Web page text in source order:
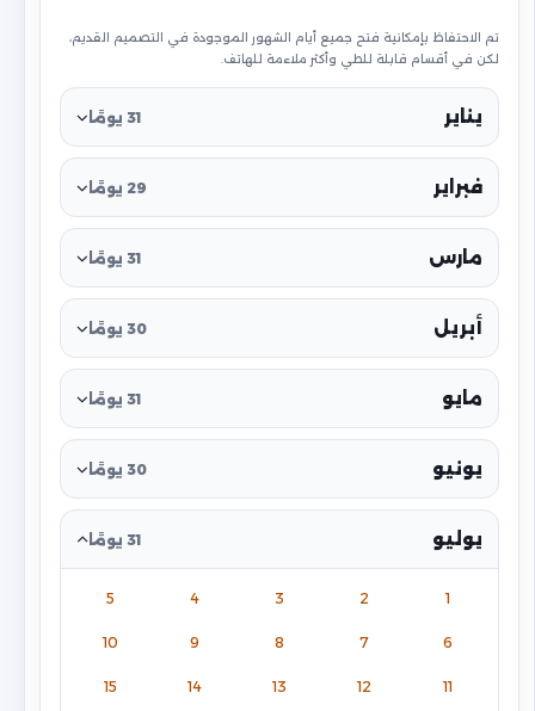
تم الاحتفاظ بإمكانية فتح جميع أيام الشهور الموجودة في التصميم القديم،
لكن في أقسام قابلة للطي وأكثر ملاءمة للهاتف.
يناير 31 يومًا
فبراير 29 يومًا
مارس 31 يومًا
أبريل 30 يومًا
مايو 31 يومًا
يونيو 30 يومًا
يوليو 31 يومًا
1
2
3
4
5
6
7
8
9
10
11
12
13
14
15